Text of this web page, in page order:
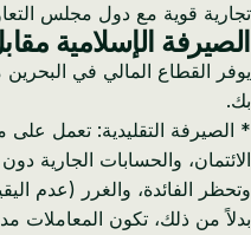
تجارية قوية مع دول مجلس
الصيرفة الإسلامية
يوفر القطاع المالي في البحرين
بك.
* الصيرفة التقليدية: تعمل
وتحظر الفائدة، والغرر (عدم